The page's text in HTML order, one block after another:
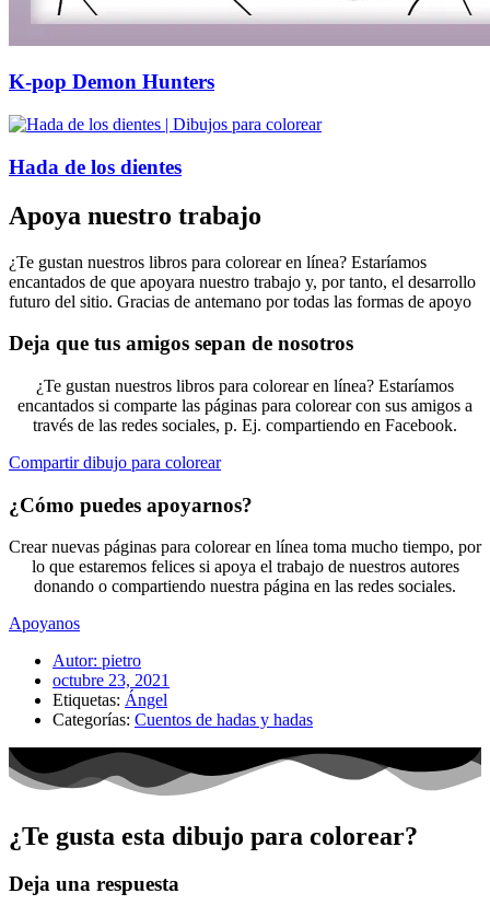
K-pop Demon Hunters
Hada de los dientes
Apoya nuestro trabajo
¿Te gustan nuestros libros para colorear en línea? Estaríamos
encantados de que apoyara nuestro trabajo y, por tanto, el desarrollo
futuro del sitio. Gracias de antemano por todas las formas de apoyo
Deja que tus amigos sepan de nosotros
¿Te gustan nuestros libros para colorear en línea? Estaríamos
encantados si comparte las páginas para colorear con sus amigos a
través de las redes sociales, p. Ej. compartiendo en Facebook.
Compartir dibujo para colorear
¿Cómo puedes apoyarnos?
Crear nuevas páginas para colorear en línea toma mucho tiempo, por
lo que estaremos felices si apoya el trabajo de nuestros autores
donando o compartiendo nuestra página en las redes sociales.
Apoyanos
Autor: pietro
octubre 23, 2021
Etiquetas: Ángel
Categorías: Cuentos de hadas y hadas
¿Te gusta esta dibujo para colorear?
Deja una respuesta